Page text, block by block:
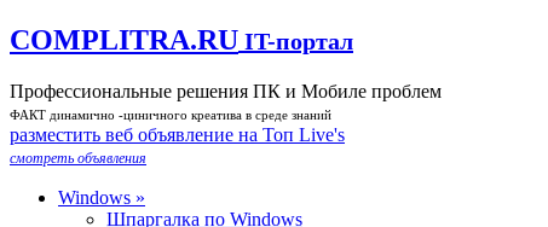
COMPLITRA.RU IT-портал
Профессиональные решения ПК и Мобиле проблем
ФАКТ динамично -циничного креатива в среде знаний
разместить веб объявление на Toп Live's
смотреть объявления
Windows »
Шпаргалка по Windows